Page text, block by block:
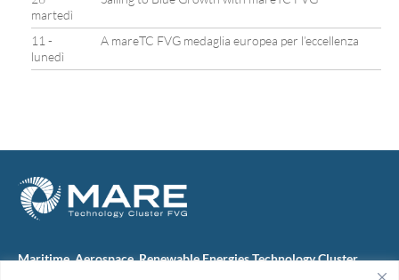
martedì
11 -
lunedì
A mareTC FVG medaglia europea per l’eccellenza
Maritime, Aerospace, Renewable Energies Technology Cluster